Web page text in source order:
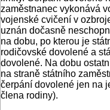
zaměstnanec vykonává
vojenské cvičení v
uznán dočasně
na dobu, po kterou je
rodičovské dovolené a
dovolené. Na dobu
na straně státního
čerpání dovolené jen na
člena rodiny).